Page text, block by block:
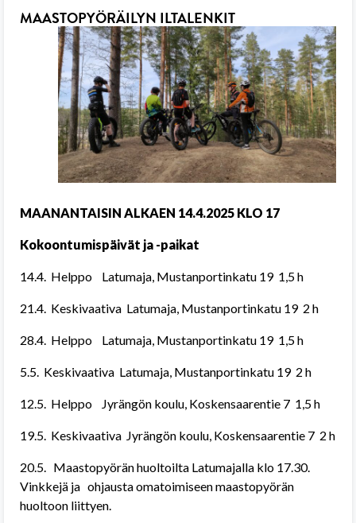
MAASTOPYÖRÄILYN ILTALENKIT
MAANANTAISIN ALKAEN 14.4.2025 KLO 17
Kokoontumispäivät ja -paikat
14.4. Helppo Latumaja, Mustanportinkatu 19 1,5 h
21.4. Keskivaativa Latumaja, Mustanportinkatu 19 2 h
28.4. Helppo Latumaja, Mustanportinkatu 19 1,5 h
5.5. Keskivaativa Latumaja, Mustanportinkatu 19 2 h
12.5. Helppo Jyrängön koulu, Koskensaarentie 7 1,5 h
19.5. Keskivaativa Jyrängön koulu, Koskensaarentie 7 2 h
20.5. Maastopyörän huoltoilta Latumajalla klo 17.30.
Vinkkejä ja ohjausta omatoimiseen maastopyörän
huoltoon liittyen.